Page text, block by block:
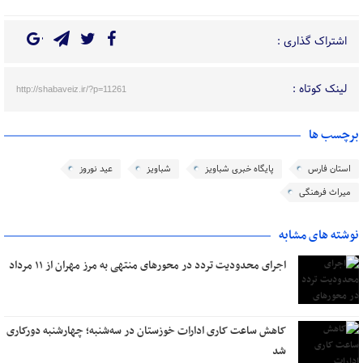
اشتراک گذاری :
لینک کوتاه : http://shabaveiz.ir/?p=11261
برچسب ها
استان فارس پایگاه خبری شباویز شباویز
عید نوروز
میراث فرهنگی
نوشته های مشابه
اجرای محدودیت تردد در محورهای منتهی به مرز مهران از ۱۱ مرداد
کاهش ساعت کاری ادارات خوزستان در سه‌شنبه؛ چهارشنبه دورکاری
شد